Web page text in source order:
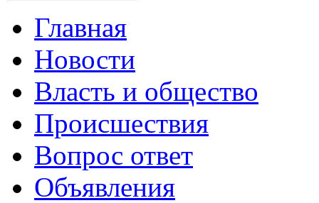
Главная
Новости
Власть и общество
Происшествия
Вопрос ответ
Объявления